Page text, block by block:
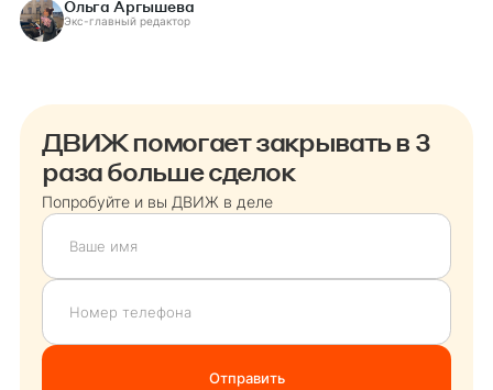
Ольга Аргышева
Экс-главный редактор
ДВИЖ помогает закрывать в 3
раза больше сделок
Попробуйте и вы ДВИЖ в деле